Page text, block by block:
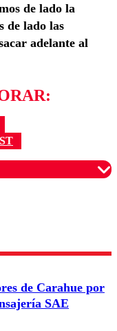
de lado la
de lado las
adelante al
garantizar un
de Carahue por
SAE